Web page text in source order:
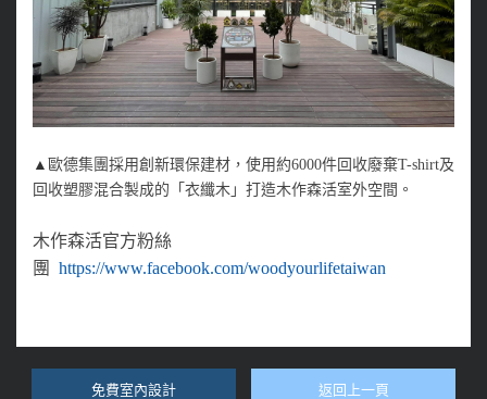
▲ 歐德集團採用創新環保建材，使用約6000件回收廢棄T-shirt及
回收塑膠混合製成的「衣纖木」打造木作森活室外空間。
木作森活官方粉絲
團
https://www.facebook.com/woodyourlifetaiwan
免費室內設計 返回上一頁